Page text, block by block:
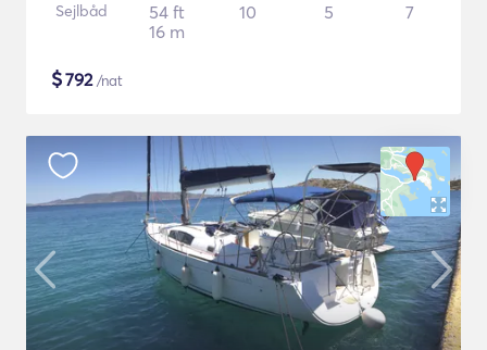
Sejlbåd
54 ft
16 m
10 5 7
$792/nat